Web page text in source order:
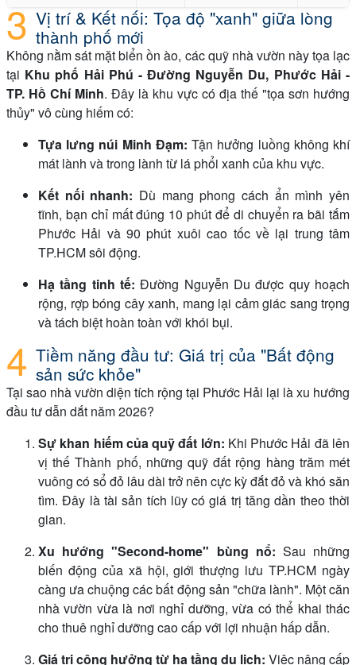
Vị trí & Kết nối: Tọa độ "xanh" giữa lòng
thành phố mới
Không nằm sát mặt biển ồn ào, các quỹ nhà vườn này tọa lạc
tại Khu phố Hải Phú - Đường Nguyễn Du, Phước Hải -
TP. Hồ Chí Minh. Đây là khu vực có địa thế "tọa sơn hướng
thủy" vô cùng hiếm có:
Tựa lưng núi Minh Đạm: Tận hưởng luồng không khí
mát lành và trong lành từ lá phổi xanh của khu vực.
Kết nối nhanh: Dù mang phong cách ẩn mình yên
tĩnh, bạn chỉ mất đúng 10 phút để di chuyển ra bãi tắm
Phước Hải và 90 phút xuôi cao tốc về lại trung tâm
TP.HCM sôi động.
Hạ tầng tinh tế: Đường Nguyễn Du được quy hoạch
rộng, rợp bóng cây xanh, mang lại cảm giác sang trọng
và tách biệt hoàn toàn với khói bụi.
Tiềm năng đầu tư: Giá trị của "Bất động
sản sức khỏe"
Tại sao nhà vườn diện tích rộng tại Phước Hải lại là xu hướng
đầu tư dẫn dắt năm 2026?
Sự khan hiếm của quỹ đất lớn: Khi Phước Hải đã lên
vị thế Thành phố, những quỹ đất rộng hàng trăm mét
vuông có sổ đỏ lâu dài trở nên cực kỳ đắt đỏ và khó săn
tìm. Đây là tài sản tích lũy có giá trị tăng dần theo thời
gian.
Xu hướng "Second-home" bùng nổ: Sau những
biến động của xã hội, giới thượng lưu TP.HCM ngày
càng ưa chuộng các bất động sản "chữa lành". Một căn
nhà vườn vừa là nơi nghỉ dưỡng, vừa có thể khai thác
cho thuê nghỉ dưỡng cao cấp với lợi nhuận hấp dẫn.
Giá trị cộng hưởng từ hạ tầng du lịch: Việc nâng cấp